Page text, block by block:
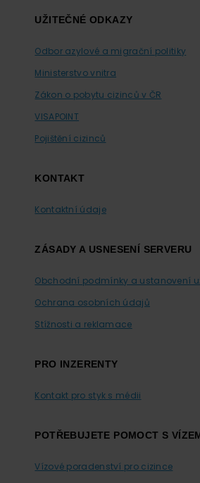
UŽITEČNÉ ODKAZY
Odbor azylové a migrační politiky
Ministerstvo vnitra
Zákon o pobytu cizinců v ČR
VISAPOINT
Pojištění cizinců
KONTAKT
Kontaktní údaje
ZÁSADY A USNESENÍ SERVERU
Obchodní podmínky a ustanovení
Ochrana osobních údajů
Stížnosti a reklamace
PRO INZERENTY
Kontakt pro styk s médii
POTŘEBUJETE POMOCT S
Vízové poradenství pro cizince